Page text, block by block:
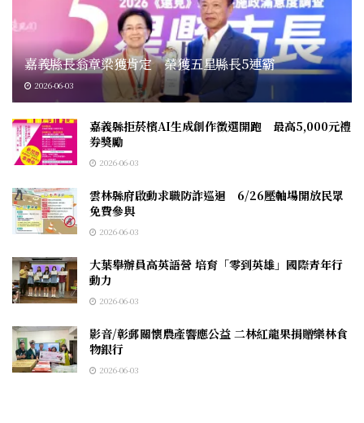
嘉義縣長翁章梁獲肯定 榮獲五星縣長5連霸
2026-06-03
嘉義縣拒菸檳AI生成創作徵選開跑 最高5,000元禮
券獎勵
2026-06-03
雲林縣府啟動求職防詐巡迴 6/26壓軸場開放民眾
免費參與
2026-06-03
大葉舉辦員高英語營 培育「零到英雄」國際青年行
動力
2026-06-03
影音/彰郵關懷農產響應公益 二林紅龍果捐贈樂林食
物銀行
2026-06-03